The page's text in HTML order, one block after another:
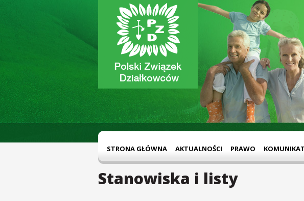
STRONA GŁÓWNA AKTUALNOŚCI PRAWO
Stanowiska i listy